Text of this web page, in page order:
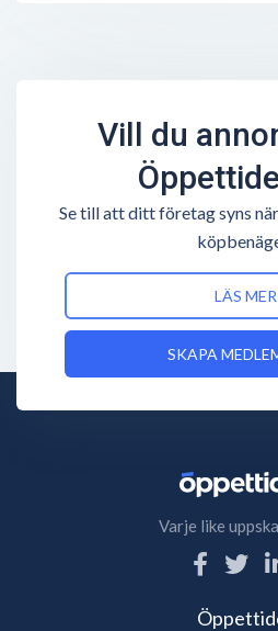
Vill du
Se till att ditt företag syns
LÄS MER
SKAPA
Varje like